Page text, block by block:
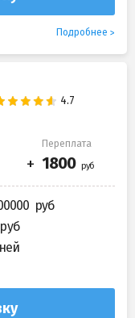
Подробнее
Переплата